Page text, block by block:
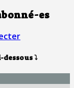
es
dessous⤵